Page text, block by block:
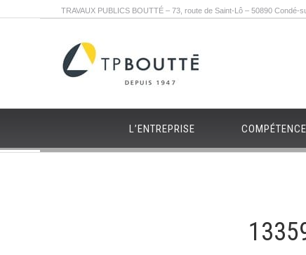
TRAVAUX PUBLICS BOUTTÉ – 73, route de Saint-Lô – 50890 Condé-
L’ENTREPRISE